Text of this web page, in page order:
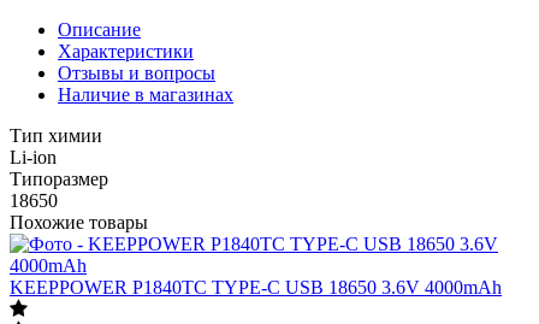
Описание
Характеристики
Отзывы и вопросы
Наличие в магазинах
Тип химии
Li-ion
Типоразмер
18650
Похожие товары
KEEPPOWER P1840TC TYPE-C USB 18650 3.6V 4000mAh